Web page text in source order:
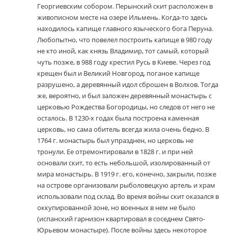
Георгиевским собором. Перынский скит расположен в
живописном месте на озере Ильмень. Когда-то здесь
находилось капище главного языческого бога Перуна.
Любопытно, что повелел построить капище в 980 году
не кто иной, как князь Владимир, тот самый, который
чуть позже, в 988 году крестил Русь в Киеве. Через год
крещен был и Великий Новгород, поганое капище
разрушено, а деревянный идол сброшен в Волхов. Тогда
же, вероятно, и был заложен деревянный монастырь с
церковью Рождества Богородицы, но следов от него не
осталось. В 1230-х годах была построена каменная
церковь, но сама обитель всегда жила очень бедно. В
1764 г. монастырь был упразднен, но церковь не
тронули. Ее отремонтировали в 1828 г. и при ней
основали скит, то есть небольшой, изолированный от
мира монастырь. В 1919 г. его, конечно, закрыли, позже
на острове организовали рыболовецкую артель и храм
использовали под склад. Во время войны скит оказался в
оккупированной зоне, но военных в нем не было
(испанский гарнизон квартировал в соседнем Свято-
Юрьевом монастыре). После войны здесь некоторое